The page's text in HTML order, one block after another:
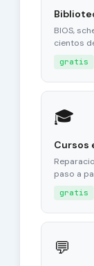
BIOS,
cientos
gratis
🎓
Cursos
paso a
gratis
💬